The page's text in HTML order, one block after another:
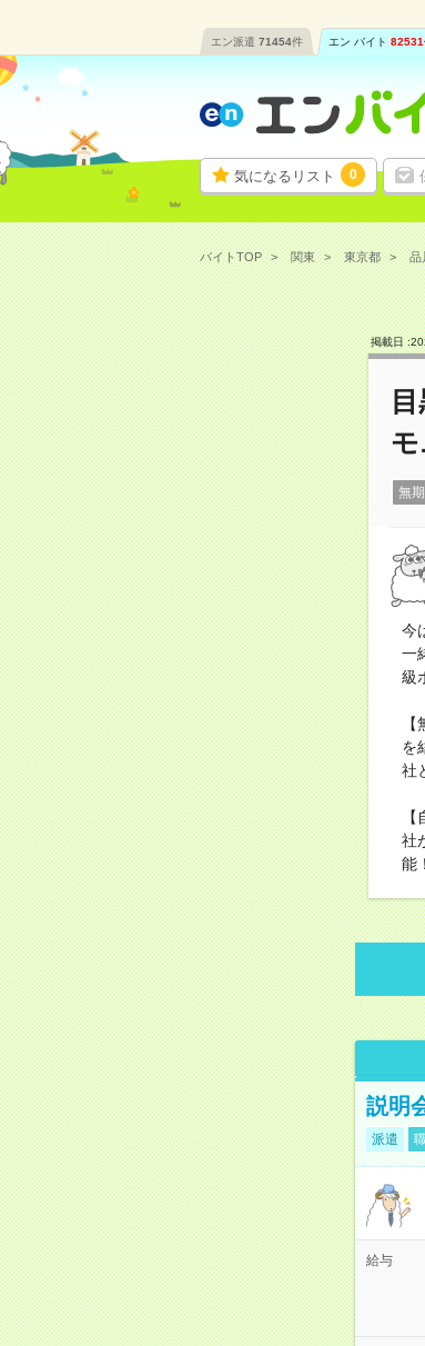
エン派遣 71454件 エン バイト 82531
気になるリスト 0
バイトTOP 関東 東京都 品
掲載日 :
無
今
一
級
を
社
社
能
説明
派遣
給与